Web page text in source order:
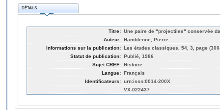
DÉTAILS
Titre: Une paire de "projectiles" conservée
Auteur: Hamblenne, Pierre
Informations sur la publication: Les études classiques, 54, 3, page
Statut de publication: Publié, 1986
Sujet CREF: Histoire
Langue: Français
Identificateurs: urn:issn:0014-200X
VX-022437